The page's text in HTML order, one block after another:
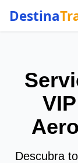
Destina
Descubra